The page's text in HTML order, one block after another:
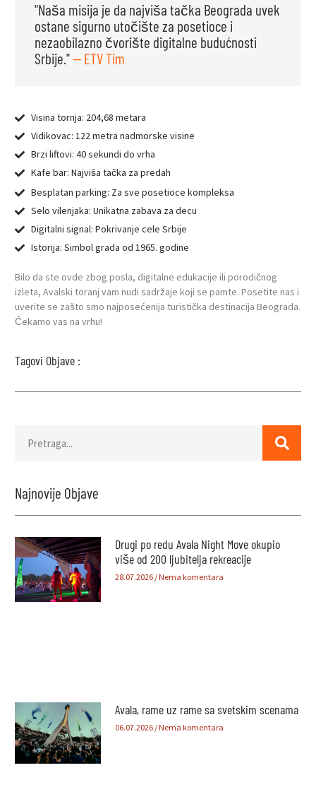
"Naša misija je da najviša tačka Beograda uvek
ostane sigurno utočište za posetioce i
nezaobilazno čvorište digitalne budućnosti
Srbije."— ETV Tim
Visina tornja: 204,68 metara
Vidikovac: 122 metra nadmorske visine
Brzi liftovi: 40 sekundi do vrha
Kafe bar: Najviša tačka za predah
Besplatan parking: Za sve posetioce kompleksa
Selo vilenjaka: Unikatna zabava za decu
Digitalni signal: Pokrivanje cele Srbije
Istorija: Simbol grada od 1965. godine
Bilo da ste ovde zbog posla, digitalne edukacije ili porodičnog
izleta, Avalski toranj vam nudi sadržaje koji se pamte. Posetite nas i
uverite se zašto smo najposećenija turistička destinacija Beograda.
Čekamo vas na vrhu!
Tagovi Objave :
Najnovije Objave
Drugi po redu Avala Night Move okupio
više od 200 ljubitelja rekreacije
28.07.2026 Nema komentara
Avala, rame uz rame sa svetskim scenama
06.07.2026 Nema komentara